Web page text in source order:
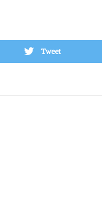
Tweet